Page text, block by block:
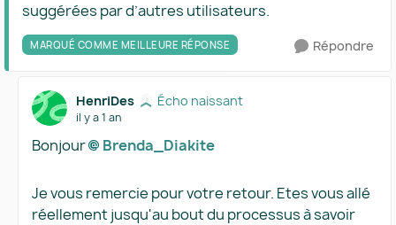
suggérées par d’autres utilisateurs.
MARQUÉ COMME MEILLEURE RÉPONSE Répondre
HenriDes Écho naissant
il y a 1 an
Bonjour Brenda_Diakite​
Je vous remercie pour votre retour. Etes vous allé
réellement jusqu'au bout du processus à savoir